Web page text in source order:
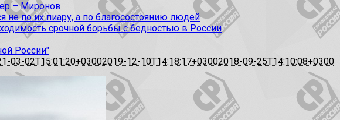
– Миронов
не по их пиару, а по благосостоянию людей
срочной борьбы с бедностью в России
России"
03-02T15:01:20+03002019-12-10T14:18:17+03002018-09-25T14:10:08+0300